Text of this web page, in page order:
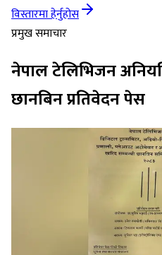
विस्तारमा हेर्नुहोस
प्रमुख समाचार
नेपाल टेलिभिजन
छानबिन प्रतिवेदन पेस